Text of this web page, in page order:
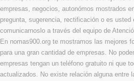
empresas, negocios, autonómos mostrados
pregunta, sugerencia, rectificación o es
comunicarnoslo a través del equipo de
En nomas900.org te mostramos las mejores
para una gran cantidad de empresas. No
empresas tengan un teléfono gratuito ni que
actualizados. No existe relación alguna entre